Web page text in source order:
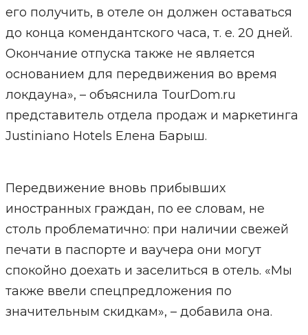
его получить, в отеле он должен оставаться
до конца комендантского часа, т. е. 20 дней.
Окончание отпуска также не является
основанием для передвижения во время
локдауна», – объяснила TourDom.ru
представитель отдела продаж и маркетинга
Justiniano Hotels Елена Барыш.
Передвижение вновь прибывших
иностранных граждан, по ее словам, не
столь проблематично: при наличии свежей
печати в паспорте и ваучера они могут
спокойно доехать и заселиться в отель. «Мы
также ввели спецпредложения по
значительным скидкам», – добавила она.